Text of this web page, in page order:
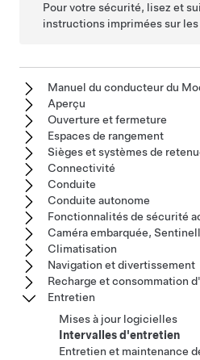
Pour votre sécurité, lisez et
instructions imprimées sur
Manuel du conducteur du
Aperçu
Ouverture et fermeture
Espaces de rangement
Sièges et systèmes de
Connectivité
Conduite
Conduite autonome
Fonctionnalités de sécurité
Caméra embarquée,
Climatisation
Navigation et divertissement
Recharge et consommation
Entretien
Mises à jour logicielles
Intervalles d'entretien
Entretien et maintenance